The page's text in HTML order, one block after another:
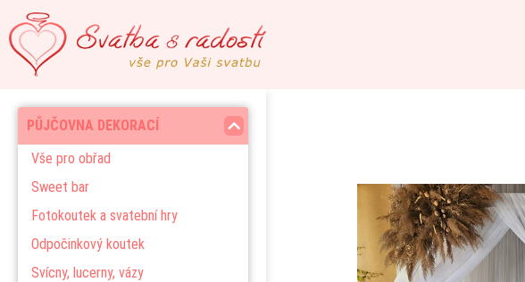
PŮJČOVNA DEKORACÍ
Vše pro obřad
Sweet bar
Fotokoutek a svatební hry
Odpočinkový koutek
Svícny, lucerny, vázy